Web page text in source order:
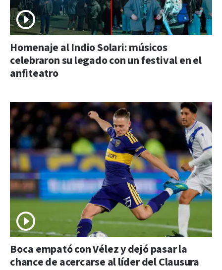
Homenaje al Indio Solari: músicos
celebraron su legado con un festival en el
anfiteatro
Boca empató con Vélez y dejó pasar la
chance de acercarse al líder del Clausura